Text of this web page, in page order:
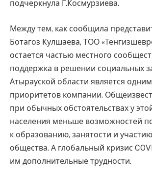
подчеркнула Г.Космурзиева.
Между тем, как сообщила
Ботагоз Кулшаева, ТОО
остается частью местного
поддержка в решении социальных
Атырауской области является
приоритетов компании.
при обычных обстоятельствах у
населения меньше возможностей
к образованию, занятости и
общества. А глобальный кризис
им дополнительные трудности.